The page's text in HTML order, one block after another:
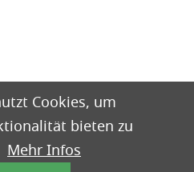
Cookies, um
bieten zu
Mehr Infos